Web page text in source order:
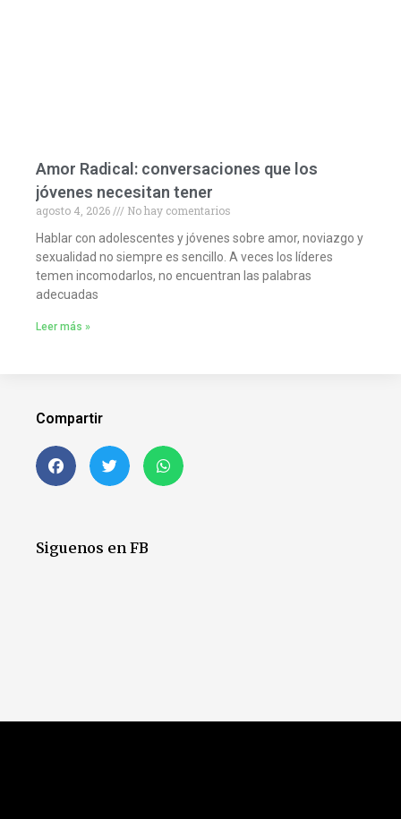
Amor Radical: conversaciones que los
jóvenes necesitan tener
agosto 4, 2026
No hay comentarios
Hablar con adolescentes y jóvenes sobre amor, noviazgo y
sexualidad no siempre es sencillo. A veces los líderes
temen incomodarlos, no encuentran las palabras
adecuadas
Leer más »
Compartir
Siguenos en FB